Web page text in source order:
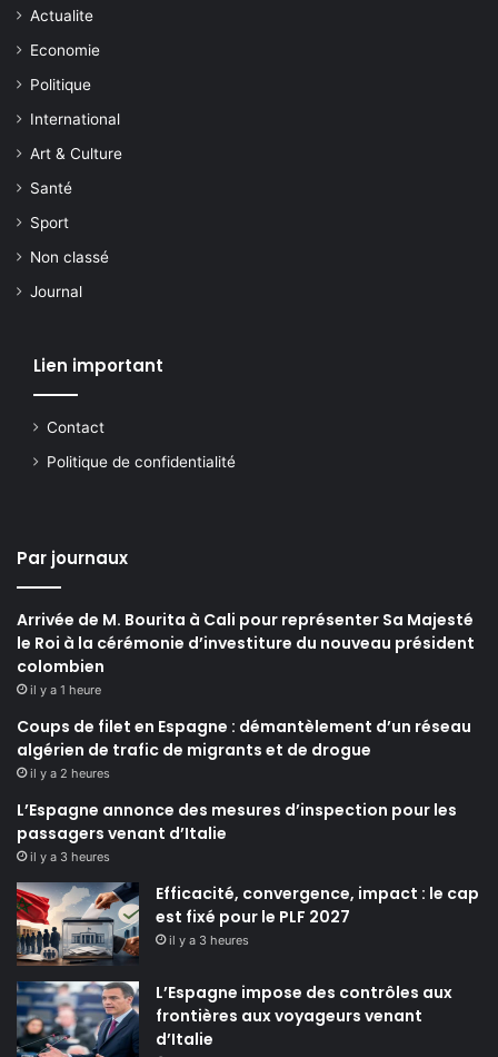
Actualite
Economie
Politique
International
Art & Culture
Santé
Sport
Non classé
Journal
Lien important
Contact
Politique de confidentialité
Par journaux
Arrivée de M. Bourita à Cali pour représenter Sa Majesté
le Roi à la cérémonie d’investiture du nouveau président
colombien
il y a 1 heure
Coups de filet en Espagne : démantèlement d’un réseau
algérien de trafic de migrants et de drogue
il y a 2 heures
L’Espagne annonce des mesures d’inspection pour les
passagers venant d’Italie
il y a 3 heures
Efficacité, convergence, impact : le cap
est fixé pour le PLF 2027
il y a 3 heures
L’Espagne impose des contrôles aux
frontières aux voyageurs venant
d’Italie